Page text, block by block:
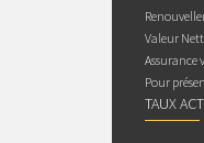
Valeur
Assurance
Pour
TAUX